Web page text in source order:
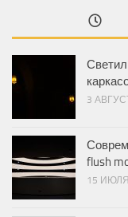
3
flush
15